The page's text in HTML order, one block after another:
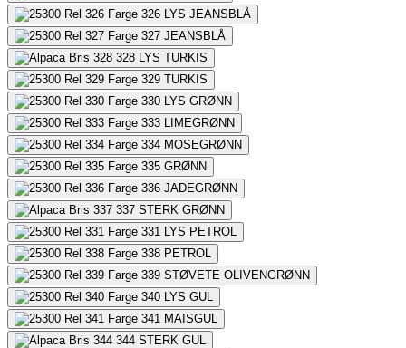
326 LYS JEANSBLÅ
327 JEANSBLÅ
328 LYS TURKIS
329 TURKIS
330 LYS GRØNN
333 LIMEGRØNN
334 MOSEGRØNN
335 GRØNN
336 JADEGRØNN
337 STERK GRØNN
331 LYS PETROL
338 PETROL
339 STØVETE OLIVENGRØNN
340 LYS GUL
341 MAISGUL
344 STERK GUL